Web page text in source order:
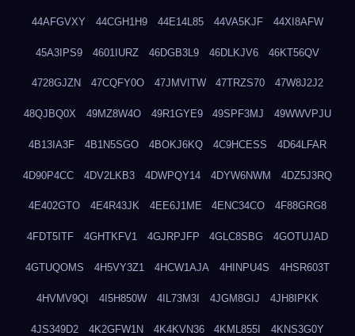
44AFGVXY 44CGH1H9 44E14L85 44VA5KJF 44XI8AFW
45A3IPS9 4601IURZ 46DGB3L9 46DLKJV6 46KT56QV
4728GJZN 47CQFY0O 47JMVITW 47TRZS70 47W8J2J2
48QJBQ0X 49MZ8W4O 49R1GYE9 49SPF3MJ 49WWVPJU
4B13IA3F 4B1N5SGO 4BOKJ6KQ 4C9HCESS 4D64LFAR
4D90P4CC 4DV2LKB3 4DWPQY14 4DYW6NWM 4DZ5J3RQ
4E402GTO 4E4R43JK 4EE6J1ME 4ENC34CO 4F88GRG8
4FDT5ITF 4GHTKFV1 4GJRPJFP 4GLC8SBG 4GOTUJAD
4GTUQOMS 4H5VY3Z1 4HCW1AJA 4HINPU4S 4HSR603T
4HVMV9QI 4I5H850W 4IL73M3I 4JGM8GIJ 4JH8IPKK
4JS349D2 4K2GFW1N 4K4KVN36 4KML855I 4KNS3G0Y